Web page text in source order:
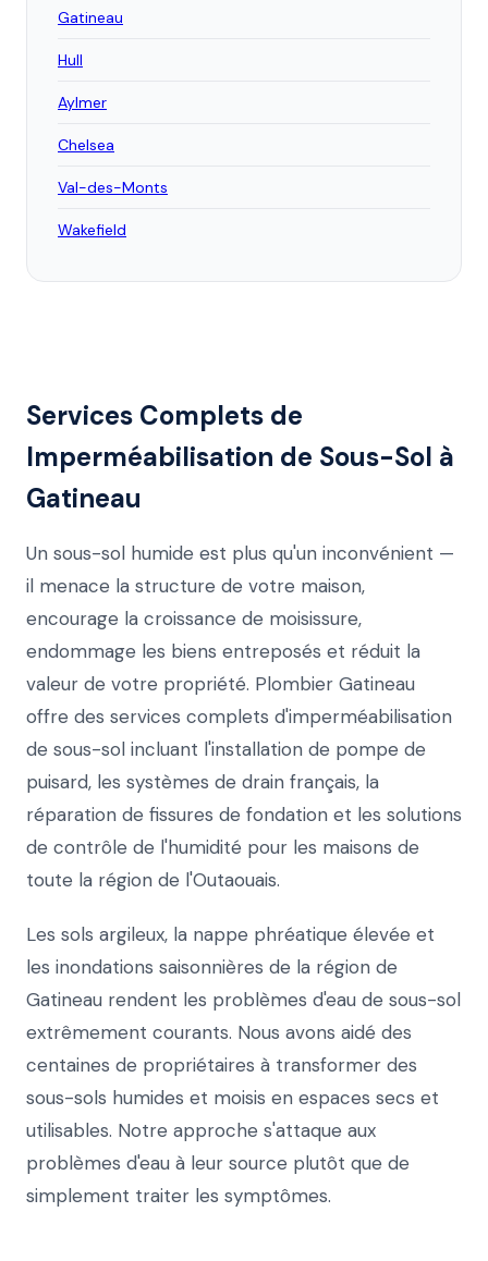
Services Complets de
Imperméabilisation de Sous-Sol à
Gatineau
Un sous-sol humide est plus qu'un inconvénient —
il menace la structure de votre maison,
encourage la croissance de moisissure,
endommage les biens entreposés et réduit la
valeur de votre propriété. Plombier Gatineau
offre des services complets d'imperméabilisation
de sous-sol incluant l'installation de pompe de
puisard, les systèmes de drain français, la
réparation de fissures de fondation et les solutions
de contrôle de l'humidité pour les maisons de
toute la région de l'Outaouais.
Les sols argileux, la nappe phréatique élevée et
les inondations saisonnières de la région de
Gatineau rendent les problèmes d'eau de sous-sol
extrêmement courants. Nous avons aidé des
centaines de propriétaires à transformer des
sous-sols humides et moisis en espaces secs et
utilisables. Notre approche s'attaque aux
problèmes d'eau à leur source plutôt que de
simplement traiter les symptômes.
Gatineau
Hull
Aylmer
Chelsea
Val-des-Monts
Wakefield